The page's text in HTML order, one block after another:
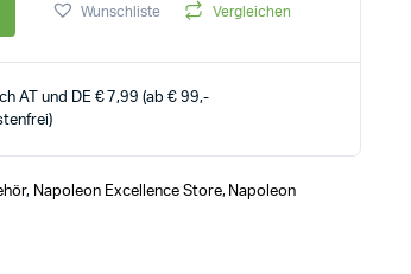
Wunschliste Vergleichen
AT und DE € 7,99 (ab € 99,-
, Napoleon Excellence Store, Napoleon